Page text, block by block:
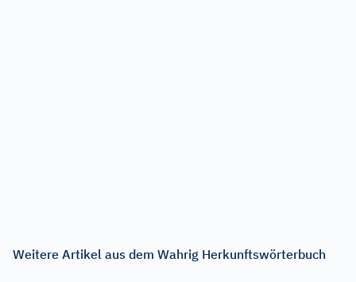
Weitere Artikel aus dem Wahrig Herkunftswörterbuch